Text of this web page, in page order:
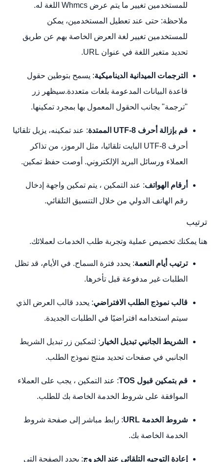
للمستخدمين تغيير ما يتم عرض Whmcs اللغة له.
ملاحظة: حتى عند تعطيل المستخدمين، يمكن
للمستخدمين تغيير لغة العرض الخاصة بهم عن طريق
تحديد متغير اللغة في عنوان URL.
الترجمات الميدانية الديناميكية: يسمح بتوطين حقول
قاعدة البيانات المدعومة بلغات متعددة.سيظهر زر
"ترجمة" بجانب الحقول المعمول بها بمجرد تمكينها.
قم بإزالة أحرف UTF-8 الممتدة
: عند تمكينه، يزيل تلقائيا
أحرف UTF-8 البايت تلقائيا، مثل الرموز، من تذاكر
العملاء ورسائل البريد الإلكتروني. أوصت حفظ تمكين.
أرقام الهواتف: عند التمكين ، يتم تمكين واجهة إدخال
رقم الهاتف الدولي من خلال التنسيق التلقائي.
ترتيب
هنا يمكنك تخصيص عملية وتجربة طلب الخدمات لعملائك.
ترتيب أيام النعمة: يحدد فترة السماح. في الأيام، قد تظل
الطلبات غير مدفوعة قبل تأخرها.
قالب نموذج الطلب الافتراضي: يحدد قالب العرض الذي
سيتم استخدامه افتراضيًا في الطلبات الجديدة.
الشريط الجانبي تبديل الخيار : لتمكين زر تبديل الشريط
الجانبي في صفحات تحديد منتج نموذج الطلب.
قم بتمكين قبول TOS
: عند التمكين ، يجب على العملاء
الموافقة على شروط الخدمة الخاصة بك للطلب.
شروط الخدمة URL
: رابط مباشر إلى صفحة شروط
الخدمة الخاصة بك.
إعادة التوجيه التلقائي عند الخروج: يحدد الصفحة التي